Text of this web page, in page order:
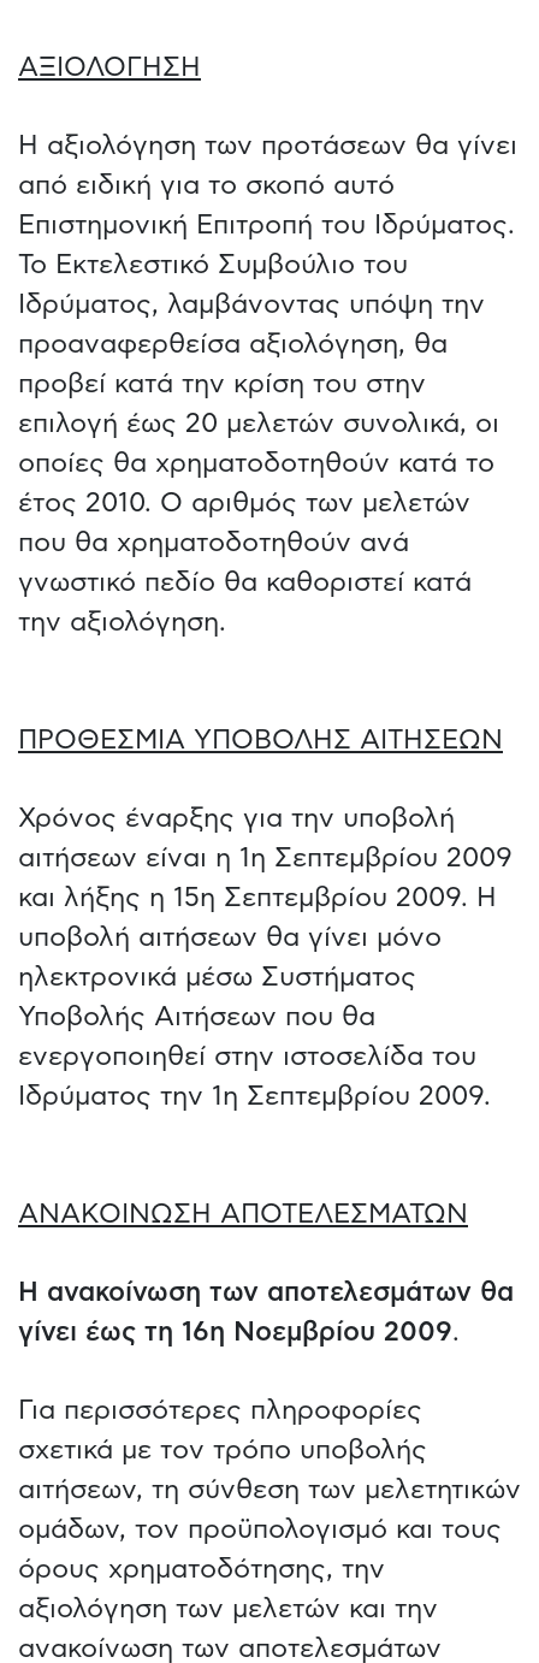
ΑΞΙΟΛΟΓΗΣΗ
Η αξιολόγηση των προτάσεων θα γίνει
από ειδική για το σκοπό αυτό
Επιστημονική Επιτροπή του Ιδρύματος.
Το Εκτελεστικό Συμβούλιο του
Ιδρύματος, λαμβάνοντας υπόψη την
προαναφερθείσα αξιολόγηση, θα
προβεί κατά την κρίση του στην
επιλογή έως 20 μελετών συνολικά, οι
οποίες θα χρηματοδοτηθούν κατά το
έτος 2010. Ο αριθμός των μελετών
που θα χρηματοδοτηθούν ανά
γνωστικό πεδίο θα καθοριστεί κατά
την αξιολόγηση.
ΠΡΟΘΕΣΜΙΑ ΥΠΟΒΟΛΗΣ ΑΙΤΗΣΕΩΝ
Χρόνος έναρξης για την υποβολή
αιτήσεων είναι η 1η Σεπτεμβρίου 2009
και λήξης η 15η Σεπτεμβρίου 2009. Η
υποβολή αιτήσεων θα γίνει μόνο
ηλεκτρονικά μέσω Συστήματος
Υποβολής Αιτήσεων που θα
ενεργοποιηθεί στην ιστοσελίδα του
Ιδρύματος την 1η Σεπτεμβρίου 2009.
ΑΝΑΚΟΙΝΩΣΗ ΑΠΟΤΕΛΕΣΜΑΤΩΝ
Η ανακοίνωση των αποτελεσμάτων θα
γίνει έως τη 16η Νοεμβρίου 2009.
Για περισσότερες πληροφορίες
σχετικά με τον τρόπο υποβολής
αιτήσεων, τη σύνθεση των μελετητικών
ομάδων, τον προϋπολογισμό και τους
όρους χρηματοδότησης, την
αξιολόγηση των μελετών και την
ανακοίνωση των αποτελεσμάτων